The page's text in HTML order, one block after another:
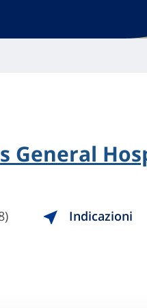
General
Indicazioni